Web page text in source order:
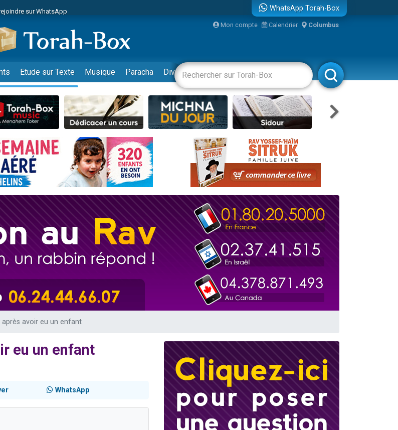
sur WhatsApp
un don pour Événements Torah-Box
un don pour Tsédaka : pauvres d'Israel
sur WhatsApp
une bénédiction
un don pour Diane, 80 ans, dans un appartement insalubre
en groupe sur Zoom
sur WhatsApp
une bénédiction
en groupe sur Zoom
sur WhatsApp
sur WhatsApp
un don pour Reloger Rivka, 6 enfants, victime de violences...
un don pour 1 Journée de Vacances Pour les Enfants
une bénédiction
en groupe sur Zoom
WhatsApp Torah-Box
Mon compte Calendrier Columbus
Etude sur Texte Musique Paracha Divertissements Livres Rabbanim
avoir eu un enfant
eu un enfant
WhatsApp